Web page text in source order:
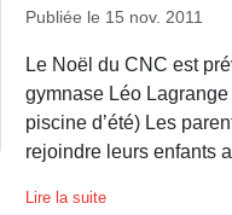
Publiée le 15 nov. 2011
Le Noël du CNC est
gymnase Léo
piscine d’été) Les
rejoindre leurs enfants
Lire la suite